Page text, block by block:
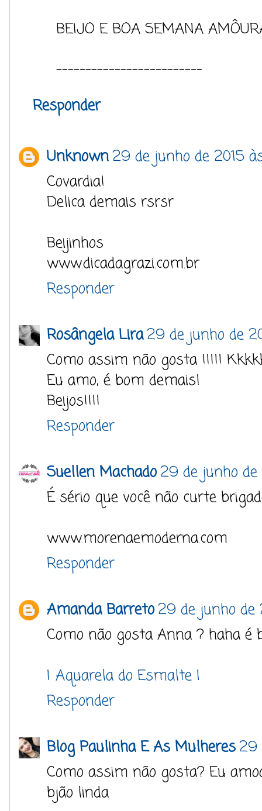
BEIJO E BOA SEMANA
-------------------------
Responder
Unknown29 de junho de 2015
Covardia!
Delica demais rsrsr
Beijinhos
www.dicadagrazi.com.br
Responder
Rosângela Lira29 de junho de
Como assim não gosta !!!!!
Eu amo, é bom demais!
Beijos!!!!
Responder
Suellen Machado29 de junho de
É sério que você não curte
www.morenaemoderna.com
Responder
Amanda Barreto29 de junho de
Como não gosta Anna ? haha é
| Aquarela do Esmalte |
Responder
Blog Paulinha E As Mulheres29
Como assim não gosta? Eu
bjão linda